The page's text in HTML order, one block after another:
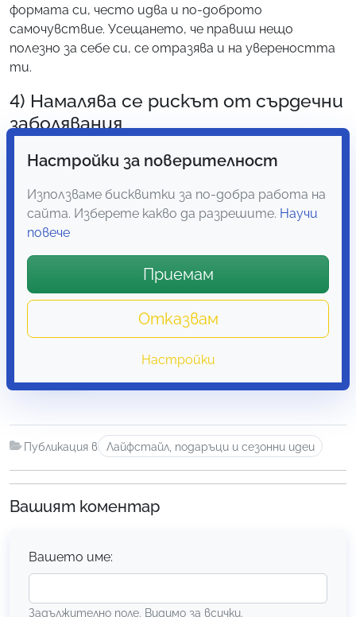
формата си, често идва и по-доброто
самочувствие. Усещането, че правиш нещо
полезно за себе си, се отразява и на увереността
ти.
4) Намалява се рискът от сърдечни
заболявания
риск от заболявания на сърцето и възникването на
подобни здравословни проблеми. Обуй удобни
маратонки и започни постепенно – с цел по-добър
тонус, здраве и поддържане на добра форма.
Post
navigationБожествена фигура – истина
или мит?
Подготовка за комфортна
почивка: 5 полезни съвета за
път и лято
Публикация в Лайфстайл, подаръци и сезонни идеи
Вашият коментар
Вашето име:
Задължително поле. Видимо за всички.
Настройки за поверителност
Използваме бисквитки за по-добра работа на
сайта. Изберете какво да разрешите. Научи
повече
Приемам
Отказвам
Настройки